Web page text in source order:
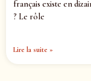
français existe en
? Le rôle
Lire la suite »